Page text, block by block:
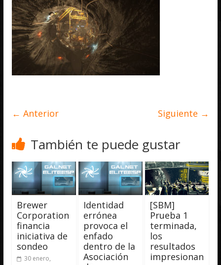
← Anterior Siguiente →
También te puede gustar
Brewer
Corporation
financia
iniciativa de
sondeo
30 enero,
Identidad
errónea
provoca el
enfado
dentro de la
Asociación
[SBM]
Prueba 1
terminada,
los
resultados
impresionan